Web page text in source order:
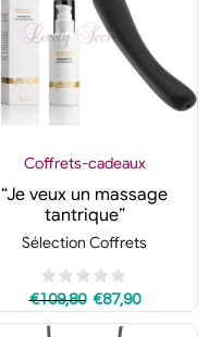
Coffrets-cadeaux
“Je veux un massage
tantrique”
Sélection Coffrets
€109,80 €87,90